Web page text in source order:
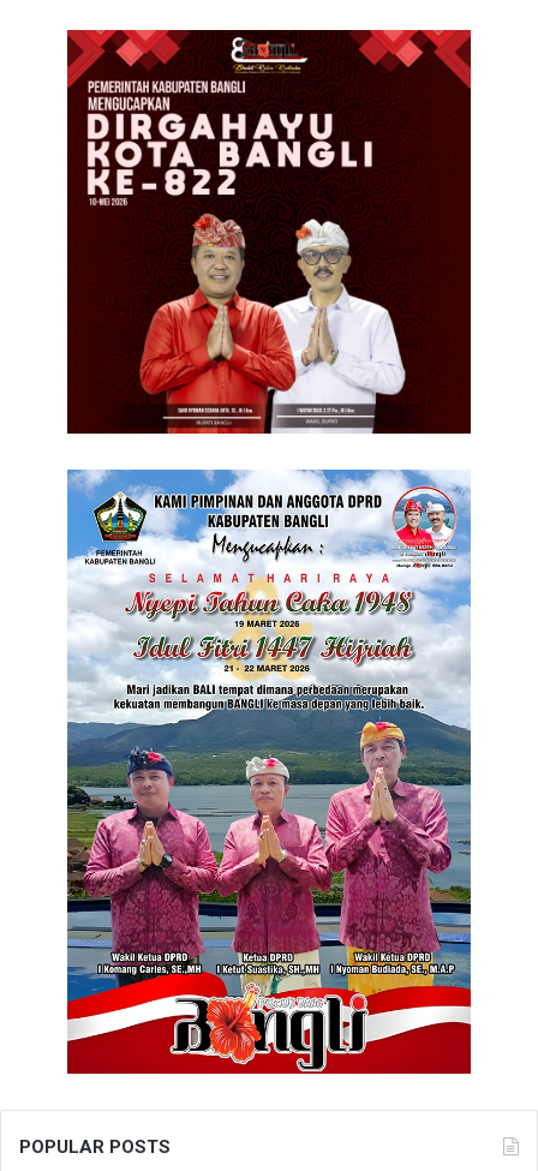
POPULAR POSTS